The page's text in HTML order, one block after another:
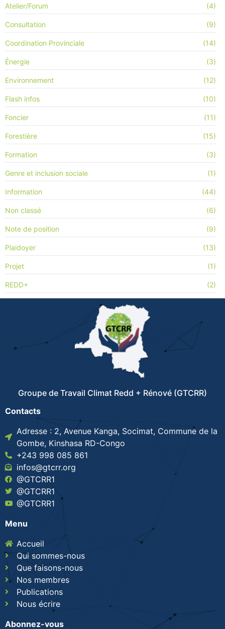
Atelier/Forum (4)
Consultation (9)
Coordination Provinciale (14)
Énergie (3)
Environnement (12)
Flash infos (10)
Foncier (11)
Forestière (15)
Formation (3)
Genre et inclusion sociale (1)
Information (44)
Non classé (6)
Note de position (9)
Plaidoyer (13)
Projet (1)
REDD+ (2)
Groupe de Travail Climat Redd + Rénové (GTCRR)
Contacts
Adresse : 2, Avenue Kanga, Socimat, Commune de la
Gombe, Kinshasa RD-Congo
+243 998 085 861
infos@gtcrr.org
@GTCRR1
@GTCRR1
@GTCRR1
Menu
Accueil
Qui sommes-nous
Que faisons-nous
Nos membres
Publications
Nous écrire
Abonnez-vous